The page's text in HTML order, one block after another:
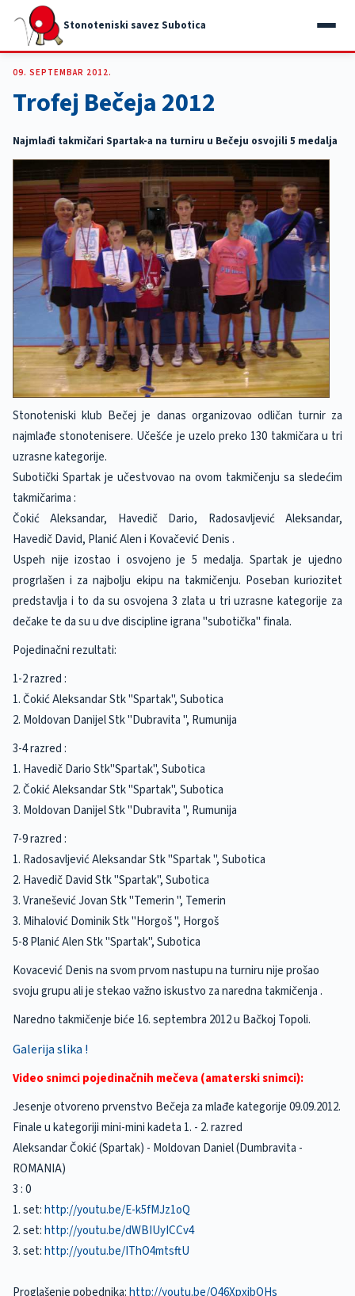
Stonoteniski savez Subotica
09. SEPTEMBAR 2012.
Trofej Bečeja 2012
Najmlađi takmičari Spartak-a na turniru u Bečeju osvojili 5 medalja
Stonoteniski klub Bečej je danas organizovao odličan turnir za
najmlađe stonotenisere. Učešće je uzelo preko 130 takmičara u tri
uzrasne kategorije.
Subotički Spartak je učestvovao na ovom takmičenju sa sledećim
takmičarima :
Čokić Aleksandar, Havedič Dario, Radosavljević Aleksandar,
Havedič David, Planić Alen i Kovačević Denis .
Uspeh nije izostao i osvojeno je 5 medalja. Spartak je ujedno
progrlašen i za najbolju ekipu na takmičenju. Poseban kuriozitet
predstavlja i to da su osvojena 3 zlata u tri uzrasne kategorije za
dečake te da su u dve discipline igrana "subotička" finala.
Pojedinačni rezultati:
1-2 razred :
1. Čokić Aleksandar Stk "Spartak", Subotica
2. Moldovan Danijel Stk "Dubravita ", Rumunija
3-4 razred :
1. Havedič Dario Stk"Spartak", Subotica
2. Čokić Aleksandar Stk "Spartak", Subotica
3. Moldovan Danijel Stk "Dubravita ", Rumunija
7-9 razred :
1. Radosavljević Aleksandar Stk "Spartak ", Subotica
2. Havedič David Stk "Spartak", Subotica
3. Vranešević Jovan Stk "Temerin ", Temerin
3. Mihalović Dominik Stk "Horgoš ", Horgoš
5-8 Planić Alen Stk "Spartak", Subotica
Kovacević Denis na svom prvom nastupu na turniru nije prošao
svoju grupu ali je stekao važno iskustvo za naredna takmičenja .
Naredno takmičenje biće 16. septembra 2012 u Bačkoj Topoli.
Galerija slika !
Video snimci pojedinačnih mečeva (amaterski snimci):
Jesenje otvoreno prvenstvo Bečeja za mlađe kategorije 09.09.2012.
Finale u kategoriji mini-mini kadeta 1. - 2. razred
Aleksandar Čokić (Spartak) - Moldovan Daniel (Dumbravita -
ROMANIA)
3 : 0
1. set:http://youtu.be/E-k5fMJz1oQ
2. set:http://youtu.be/dWBIUyICCv4
3. set:http://youtu.be/IThO4mtsftU
Proglašenje pobednika:http://youtu.be/O46XpxibOHs